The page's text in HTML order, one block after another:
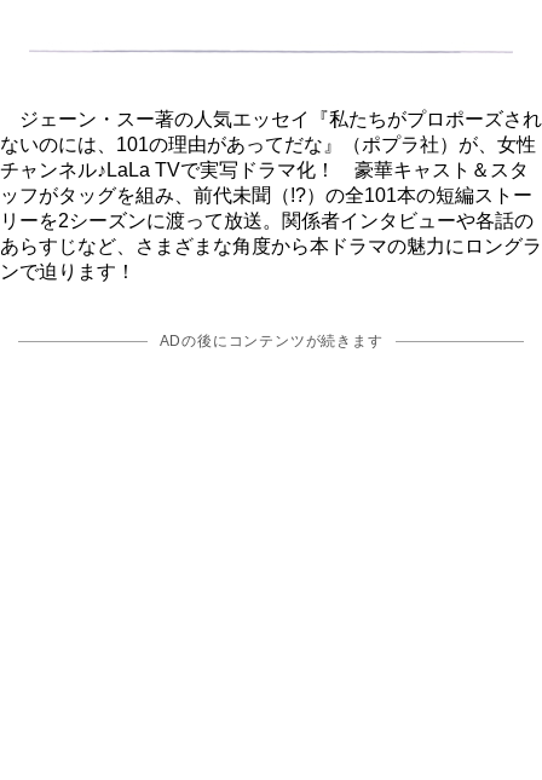
ジェーン・スー著の人気エッセイ『私たちがプロポーズされ
ないのには、101の理由があってだな』（ポプラ社）が、女性
チャンネル♪LaLa TVで実写ドラマ化！ 豪華キャスト＆スタ
ッフがタッグを組み、前代未聞（!?）の全101本の短編ストー
リーを2シーズンに渡って放送。関係者インタビューや各話の
あらすじなど、さまざまな角度から本ドラマの魅力にロングラ
ンで迫ります！
ADの後にコンテンツが続きます